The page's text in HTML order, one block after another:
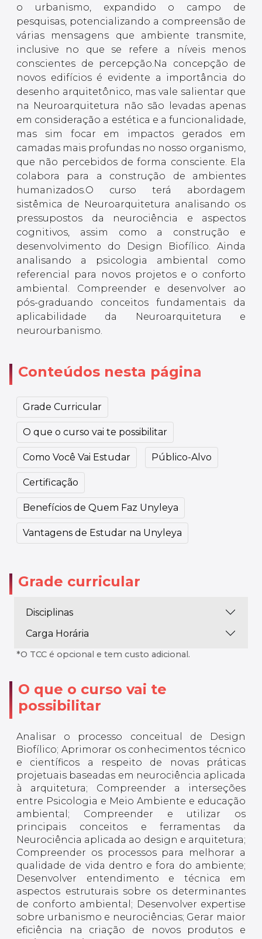
o urbanismo, expandido o campo de
pesquisas, potencializando a compreensão de
várias mensagens que ambiente transmite,
inclusive no que se refere a níveis menos
conscientes de percepção.Na concepção de
novos edifícios é evidente a importância do
desenho arquitetônico, mas vale salientar que
na Neuroarquitetura não são levadas apenas
em consideração a estética e a funcionalidade,
mas sim focar em impactos gerados em
camadas mais profundas no nosso organismo,
que não percebidos de forma consciente. Ela
colabora para a construção de ambientes
humanizados.O curso terá abordagem
sistêmica de Neuroarquitetura analisando os
pressupostos da neurociência e aspectos
cognitivos, assim como a construção e
desenvolvimento do Design Biofílico. Ainda
analisando a psicologia ambiental como
referencial para novos projetos e o conforto
ambiental. Compreender e desenvolver ao
pós-graduando conceitos fundamentais da
aplicabilidade da Neuroarquitetura e
neurourbanismo.
Conteúdos nesta página
Grade Curricular
O que o curso vai te possibilitar
Como Você Vai Estudar Público-Alvo
Certificação
Benefícios de Quem Faz Unyleya
Vantagens de Estudar na Unyleya
Grade curricular
Disciplinas
Carga Horária
*O TCC é opcional e tem custo adicional.
O que o curso vai te
possibilitar
Analisar o processo conceitual de Design
Biofílico; Aprimorar os conhecimentos técnico
e científicos a respeito de novas práticas
projetuais baseadas em neurociência aplicada
à arquitetura; Compreender a interseções
entre Psicologia e Meio Ambiente e educação
ambiental; Compreender e utilizar os
principais conceitos e ferramentas da
Neurociência aplicada ao design e arquitetura;
Compreender os processos para melhorar a
qualidade de vida dentro e fora do ambiente;
Desenvolver entendimento e técnica em
aspectos estruturais sobre os determinantes
de conforto ambiental; Desenvolver expertise
sobre urbanismo e neurociências; Gerar maior
eficiência na criação de novos produtos e